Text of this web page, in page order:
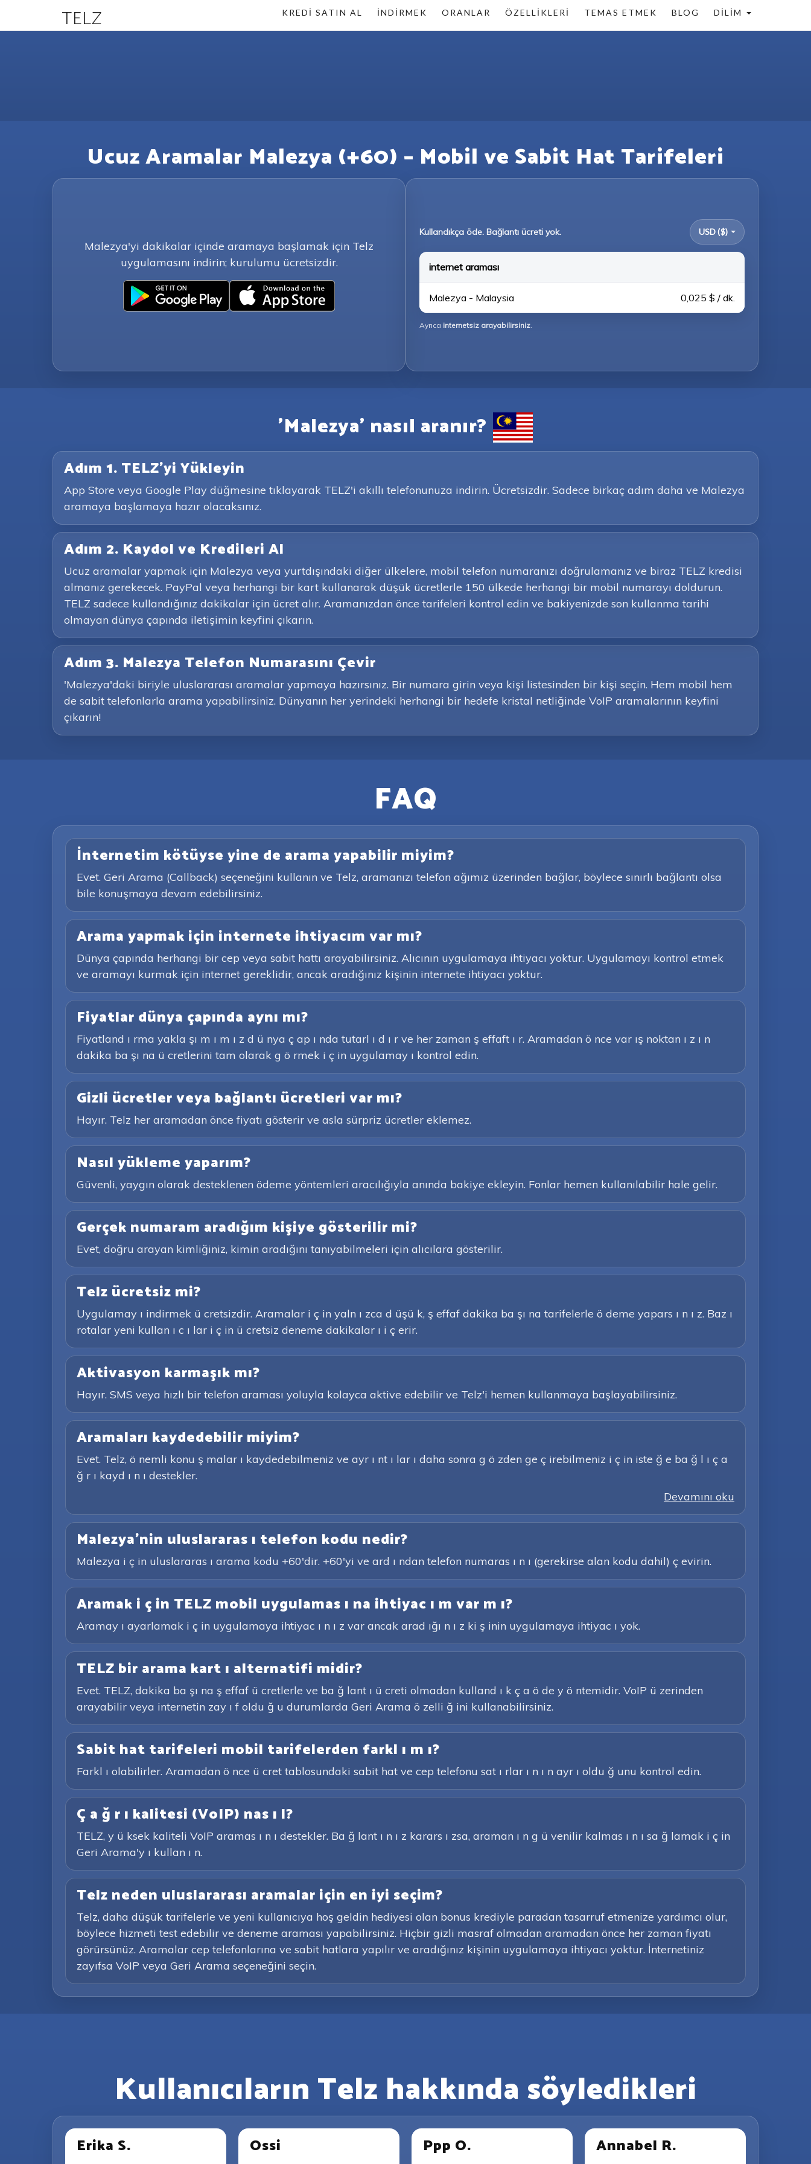
TELZ KREDI SATIN AL İNDIRMEK ORANLAR ÖZELLIKLERI TEMAS ETMEK BLOG DILIM
Ucuz Aramalar Malezya (+60) – Mobil ve Sabit Hat Tarifeleri
Malezya'yi dakikalar içinde aramaya başlamak için Telz
uygulamasını indirin; kurulumu ücretsizdir.
Kullandıkça öde. Bağlantı ücreti yok. USD ($)
internet araması
Malezya - Malaysia 0,025 $ / dk.
Ayrıca internetsiz arayabilirsiniz
'Malezya' nasıl aranır?
Adım 1. TELZ'yi Yükleyin
App Store veya Google Play düğmesine tıklayarak TELZ'i akıllı telefonunuza indirin. Ücretsizdir. Sadece birkaç adım daha ve Malezya
aramaya başlamaya hazır olacaksınız.
Adım 2. Kaydol ve Kredileri Al
Ucuz aramalar yapmak için Malezya veya yurtdışındaki diğer ülkelere, mobil telefon numaranızı doğrulamanız ve biraz TELZ kredisi
almanız gerekecek. PayPal veya herhangi bir kart kullanarak düşük ücretlerle 150 ülkede herhangi bir mobil numarayı doldurun.
TELZ sadece kullandığınız dakikalar için ücret alır. Aramanızdan önce tarifeleri kontrol edin ve bakiyenizde son kullanma tarihi
olmayan dünya çapında iletişimin keyfini çıkarın.
Adım 3. Malezya Telefon Numarasını Çevir
'Malezya'daki biriyle uluslararası aramalar yapmaya hazırsınız. Bir numara girin veya kişi listesinden bir kişi seçin. Hem mobil hem
de sabit telefonlarla arama yapabilirsiniz. Dünyanın her yerindeki herhangi bir hedefe kristal netliğinde VoIP aramalarının keyfini
çıkarın!
FAQ
İnternetim kötüyse yine de arama yapabilir miyim?
Evet. Geri Arama (Callback) seçeneğini kullanın ve Telz, aramanızı telefon ağımız üzerinden bağlar, böylece sınırlı bağlantı olsa
bile konuşmaya devam edebilirsiniz.
Arama yapmak için internete ihtiyacım var mı?
Dünya çapında herhangi bir cep veya sabit hattı arayabilirsiniz. Alıcının uygulamaya ihtiyacı yoktur. Uygulamayı kontrol etmek
ve aramayı kurmak için internet gereklidir, ancak aradığınız kişinin internete ihtiyacı yoktur.
Fiyatlar dünya çapında aynı mı?
Fiyatland ı rma yakla şı m ı m ı z d ü nya ç ap ı nda tutarl ı d ı r ve her zaman ş effaft ı r. Aramadan ö nce var ış noktan ı z ı n
dakika ba şı na ü cretlerini tam olarak g ö rmek i ç in uygulamay ı kontrol edin.
Gizli ücretler veya bağlantı ücretleri var mı?
Hayır. Telz her aramadan önce fiyatı gösterir ve asla sürpriz ücretler eklemez.
Nasıl yükleme yaparım?
Güvenli, yaygın olarak desteklenen ödeme yöntemleri aracılığıyla anında bakiye ekleyin. Fonlar hemen kullanılabilir hale gelir.
Gerçek numaram aradığım kişiye gösterilir mi?
Evet, doğru arayan kimliğiniz, kimin aradığını tanıyabilmeleri için alıcılara gösterilir.
Telz ücretsiz mi?
Uygulamay ı indirmek ü cretsizdir. Aramalar i ç in yaln ı zca d üşü k, ş effaf dakika ba şı na tarifelerle ö deme yapars ı n ı z. Baz ı
rotalar yeni kullan ı c ı lar i ç in ü cretsiz deneme dakikalar ı i ç erir.
Aktivasyon karmaşık mı?
Hayır. SMS veya hızlı bir telefon araması yoluyla kolayca aktive edebilir ve Telz'i hemen kullanmaya başlayabilirsiniz.
Aramaları kaydedebilir miyim?
Evet. Telz, ö nemli konu ş malar ı kaydedebilmeniz ve ayr ı nt ı lar ı daha sonra g ö zden ge ç irebilmeniz i ç in iste ğ e ba ğ l ı ç a
ğ r ı kayd ı n ı destekler.
Devamını oku
Malezya'nin uluslararas ı telefon kodu nedir?
Malezya i ç in uluslararas ı arama kodu +60'dir. +60'yi ve ard ı ndan telefon numaras ı n ı (gerekirse alan kodu dahil) ç evirin.
Aramak i ç in TELZ mobil uygulamas ı na ihtiyac ı m var m ı?
Aramay ı ayarlamak i ç in uygulamaya ihtiyac ı n ı z var ancak arad ığı n ı z ki ş inin uygulamaya ihtiyac ı yok.
TELZ bir arama kart ı alternatifi midir?
Evet. TELZ, dakika ba şı na ş effaf ü cretlerle ve ba ğ lant ı ü creti olmadan kulland ı k ç a ö de y ö ntemidir. VoIP ü zerinden
arayabilir veya internetin zay ı f oldu ğ u durumlarda Geri Arama ö zelli ğ ini kullanabilirsiniz.
Sabit hat tarifeleri mobil tarifelerden farkl ı m ı?
Farkl ı olabilirler. Aramadan ö nce ü cret tablosundaki sabit hat ve cep telefonu sat ı rlar ı n ı n ayr ı oldu ğ unu kontrol edin.
Ç a ğ r ı kalitesi (VoIP) nas ı l?
TELZ, y ü ksek kaliteli VoIP aramas ı n ı destekler. Ba ğ lant ı n ı z karars ı zsa, araman ı n g ü venilir kalmas ı n ı sa ğ lamak i ç in
Geri Arama'y ı kullan ı n.
Telz neden uluslararası aramalar için en iyi seçim?
Telz, daha düşük tarifelerle ve yeni kullanıcıya hoş geldin hediyesi olan bonus krediyle paradan tasarruf etmenize yardımcı olur,
böylece hizmeti test edebilir ve deneme araması yapabilirsiniz. Hiçbir gizli masraf olmadan aramadan önce her zaman fiyatı
görürsünüz. Aramalar cep telefonlarına ve sabit hatlara yapılır ve aradığınız kişinin uygulamaya ihtiyacı yoktur. İnternetiniz
zayıfsa VoIP veya Geri Arama seçeneğini seçin.
Kullanıcıların Telz hakkında söyledikleri
Erika S. Ossi Ppp O. Annabel R.